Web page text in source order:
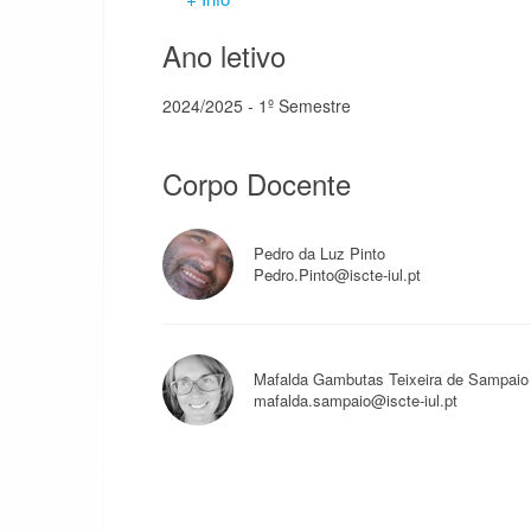
Ano letivo
2024/2025 - 1º Semestre
Corpo Docente
Pedro da Luz Pinto
Pedro.Pinto@iscte-iul.pt
Mafalda Gambutas Teixeira de Sampaio
mafalda.sampaio@iscte-iul.pt